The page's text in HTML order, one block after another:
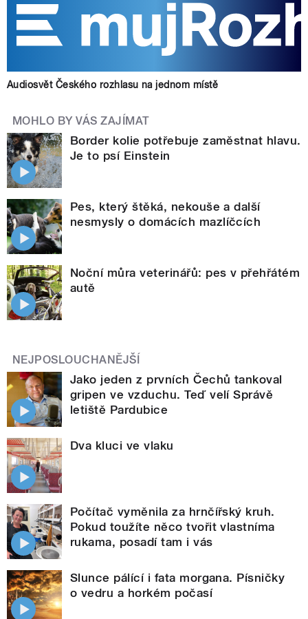
Audiosvět Českého rozhlasu na jednom místě
MOHLO BY VÁS ZAJÍMAT
Border kolie potřebuje zaměstnat hlavu.
Je to psí Einstein
Pes, který štěká, nekouše a další
nesmysly o domácích mazlíčcích
Noční můra veterinářů: pes v přehřátém
autě
NEJPOSLOUCHANĚJŠÍ
Jako jeden z prvních Čechů tankoval
gripen ve vzduchu. Teď velí Správě
letiště Pardubice
Dva kluci ve vlaku
Počítač vyměnila za hrnčířský kruh.
Pokud toužíte něco tvořit vlastníma
rukama, posadí tam i vás
Slunce pálící i fata morgana. Písničky
o vedru a horkém počasí